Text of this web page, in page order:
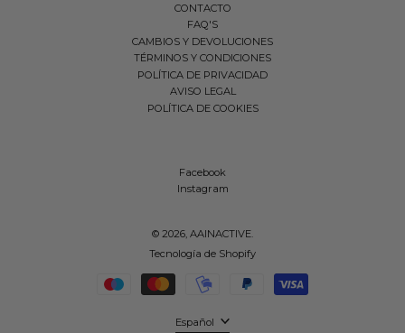
CONTACTO
FAQ'S
CAMBIOS Y DEVOLUCIONES
TÉRMINOS Y CONDICIONES
POLÍTICA DE PRIVACIDAD
AVISO LEGAL
POLÍTICA DE COOKIES
Facebook
Instagram
© 2026, AAINACTIVE.
Tecnología de Shopify
Métodos de pago
Idioma
Español